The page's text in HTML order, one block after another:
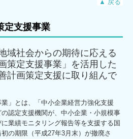
▲ 戻る
定支援事業
域社会からの期待に応える
策定支援事業」を活用した
計画策定支援に取り組んで
」とは、「中小企業経営力強化支援
認定支援機関が、中小企業・小規模事
業績モニタリング報告等を支援する国
の期限（平成27年3月末）が撤廃さ